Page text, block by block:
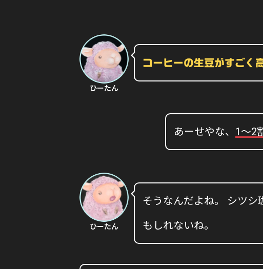
ひーたん
コーヒーの生豆がすごく
あーせやな、 1〜2
ひーたん
そうなんだよね。 シツ
もしれないね。